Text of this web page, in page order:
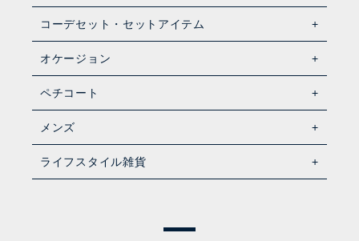
コーデセット・セットアイテム
オケージョン
ペチコート
メンズ
ライフスタイル雑貨